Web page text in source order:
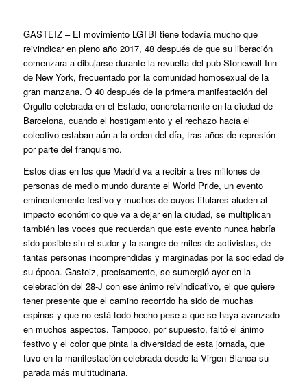
GASTEIZ – El movimiento LGTBI tiene todavía mucho que
reivindicar en pleno año 2017, 48 después de que su liberación
comenzara a dibujarse durante la revuelta del pub Stonewall Inn
de New York, frecuentado por la comunidad homosexual de la
gran manzana. O 40 después de la primera manifestación del
Orgullo celebrada en el Estado, concretamente en la ciudad de
Barcelona, cuando el hostigamiento y el rechazo hacia el
colectivo estaban aún a la orden del día, tras años de represión
por parte del franquismo.
Estos días en los que Madrid va a recibir a tres millones de
personas de medio mundo durante el World Pride, un evento
eminentemente festivo y muchos de cuyos titulares aluden al
impacto económico que va a dejar en la ciudad, se multiplican
también las voces que recuerdan que este evento nunca habría
sido posible sin el sudor y la sangre de miles de activistas, de
tantas personas incomprendidas y marginadas por la sociedad de
su época. Gasteiz, precisamente, se sumergió ayer en la
celebración del 28-J con ese ánimo reivindicativo, el que quiere
tener presente que el camino recorrido ha sido de muchas
espinas y que no está todo hecho pese a que se haya avanzado
en muchos aspectos. Tampoco, por supuesto, faltó el ánimo
festivo y el color que pinta la diversidad de esta jornada, que
tuvo en la manifestación celebrada desde la Virgen Blanca su
parada más multitudinaria.